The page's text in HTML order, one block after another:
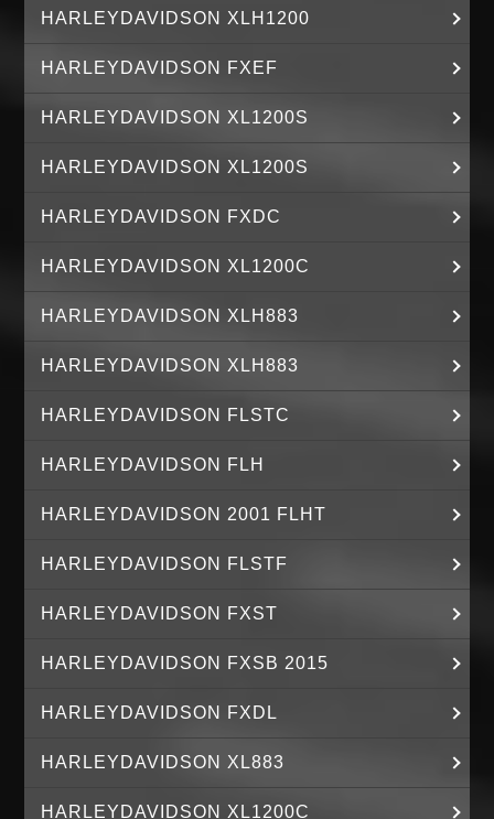
HARLEYDAVIDSON XLH1200
HARLEYDAVIDSON FXEF
HARLEYDAVIDSON XL1200S
HARLEYDAVIDSON XL1200S
HARLEYDAVIDSON FXDC
HARLEYDAVIDSON XL1200C
HARLEYDAVIDSON XLH883
HARLEYDAVIDSON XLH883
HARLEYDAVIDSON FLSTC
HARLEYDAVIDSON FLH
HARLEYDAVIDSON 2001 FLHT
HARLEYDAVIDSON FLSTF
HARLEYDAVIDSON FXST
HARLEYDAVIDSON FXSB 2015
HARLEYDAVIDSON FXDL
HARLEYDAVIDSON XL883
HARLEYDAVIDSON XL1200C